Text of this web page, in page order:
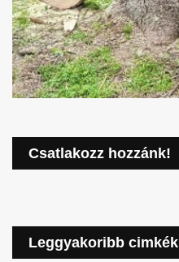
Csatlakozz hozzánk!
Leggyakoribb cimkék